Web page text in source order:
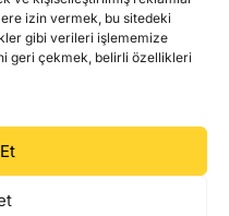
izin vermek, bu sitedeki
gibi verileri işlememize
geri çekmek, belirli özellikleri